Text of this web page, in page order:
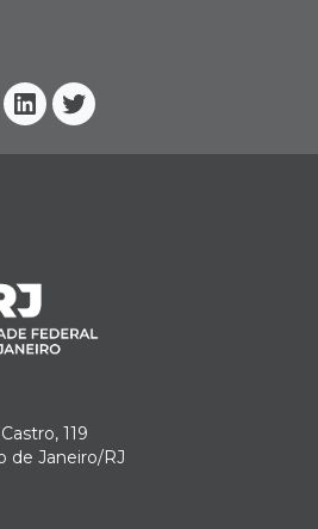
Linkedin
Twitter
119
de Janeiro/RJ